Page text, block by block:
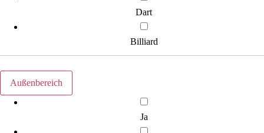
Dart
Billiard
Außenbereich
Ja